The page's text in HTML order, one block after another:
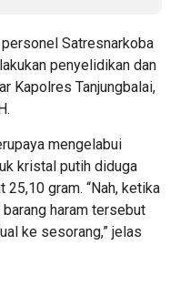
Satresnarkoba
penyelidikan dan
Kapolres Tanjungbalai,
mengelabui
kristal putih diduga
gram. “Nah, ketika
haram tersebut
ke sesorang,” jelas